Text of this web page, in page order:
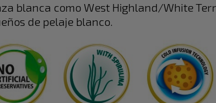
blanca como West Highland/White
de pelaje blanco.